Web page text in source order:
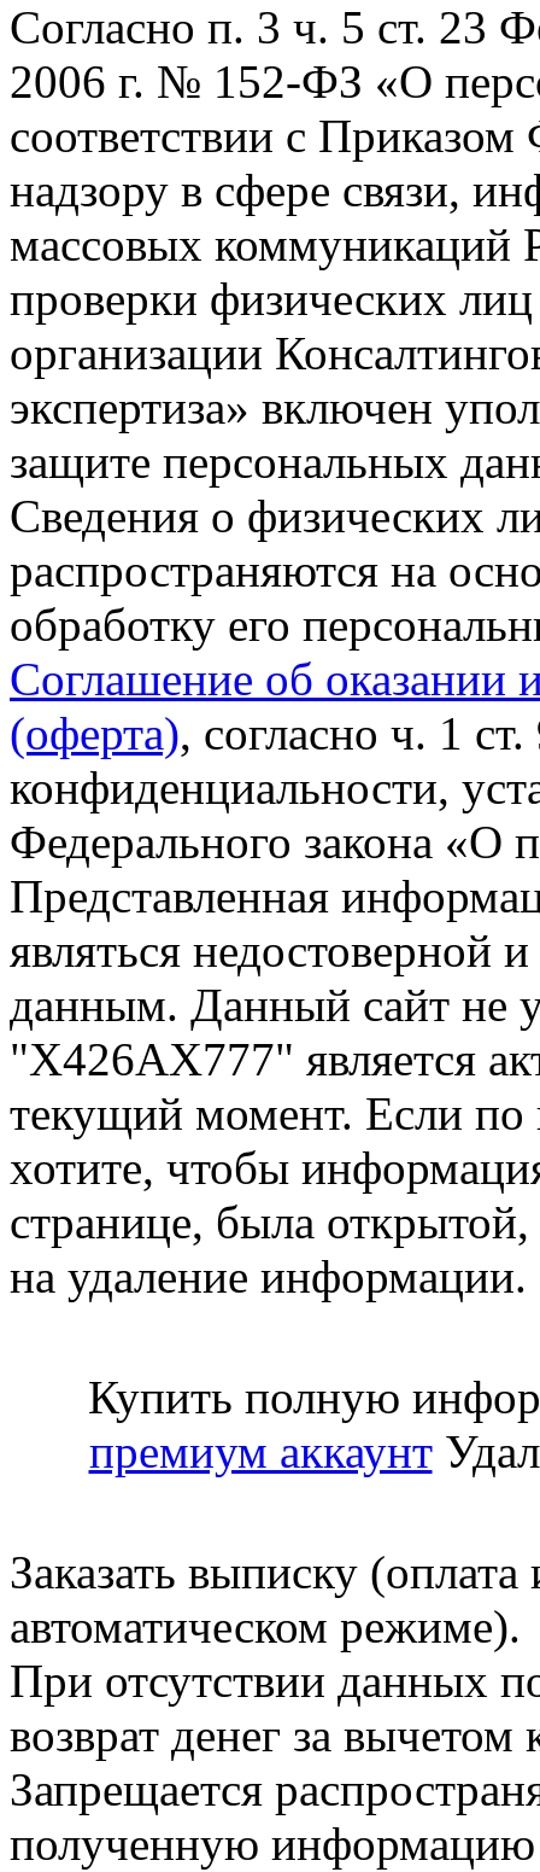
Согласно п. 3 ч. 5 ст. 23
2006 г. № 152-ФЗ «О
соответствии с
надзору в сфере связи,
массовых коммуникаций
проверки физических
организации
экспертиза» включен
защите персональных
Сведения о физических
распространяются на
обработку его
Соглашение об оказании
(оферта), согласно ч. 1
конфиденциальности,
Федерального закона «О
Представленная
являться недостоверной
данным. Данный сайт не
"Х426АХ777" является
текущий момент. Если
хотите, чтобы
странице, была открытой,
на удаление информации.
Купить полную
премиум аккаунт
Заказать выписку
автоматическом режиме).
При отсутствии данных
возврат денег за
Запрещается
полученную информацию